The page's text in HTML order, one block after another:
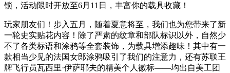
锁，活动限时开放至6月11日，丰富你的载具收藏！
玩家朋友们！步入五月，随着夏意将至，我们也为您带来了新
一轮史实贴花内容！除了严肃的纹章和部队标识以外，自然少
不了各类标语和涂鸦等全套装饰，为载具增添趣味！其中有一
款相当少见的法国女郎涂鸦吸引了我们的注意力，还有苏联王
牌飞行员瓦西里·伊萨耶夫的精美个人徽标——均出自美工团